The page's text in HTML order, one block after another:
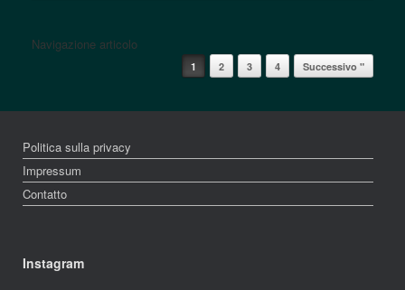
Navigazione articolo
1 2 3 4 Successivo "
Politica sulla privacy
Impressum
Contatto
Instagram